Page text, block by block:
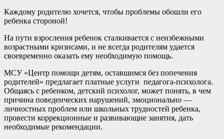
Каждому родителю хочется, чтобы проблемы обошли его
ребенка стороной!
На пути взросления ребенок сталкивается с неизбежными
возрастными кризисами, и не всегда родителям удается
своевременно оказать ему необходимую помощь.
МСУ «Центр помощи детям, оставшимся без попечения
родителей» предлагает платные услуги педагога-психолога.
Общаясь с ребенком, детский психолог, может понять, в чем
причина поведенческих нарушений, эмоционально —
личностных проблем или школьных трудностей ребенка,
провести коррекционные и развивающие занятия, дать
необходимые рекомендации.